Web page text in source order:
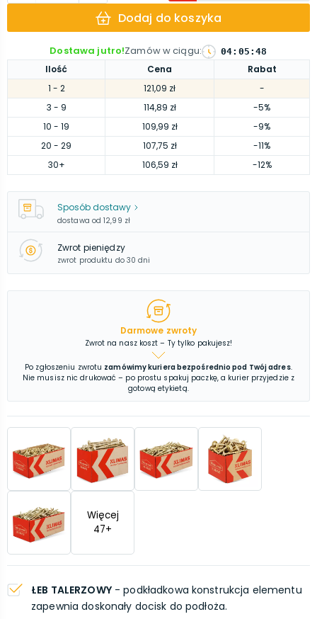
Ilość Cena
Rabat
1 - 2 121,09 zł
-
3 - 9 114,89 zł
-5%
10 - 19 109,99 zł
-9%
20 - 29 107,75 zł
-11%
30+ 106,59 zł -12%
Dodaj do koszyka
Dostawa jutro!Zamów w ciągu: 04: 05 :48
Sposób dostawy
dostawa od 12,99 zł
Zwrot pieniędzy
zwrot produktu do 30 dni
Darmowe zwroty
Zwrot na nasz koszt – Ty tylko pakujesz!
Po zgłoszeniu zwrotu zamówimy kuriera bezpośrednio pod Twój adres.
Nie musisz nic drukować – po prostu spakuj paczkę, a kurier przyjedzie z
gotową etykietą.
Więcej
47+
ŁEB TALERZOWY- podkładkowa konstrukcja elementu
zapewnia doskonały docisk do podłoża.